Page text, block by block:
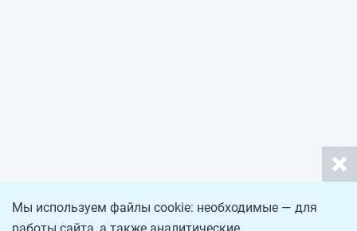
Мы используем файлы cookie: необходимые — для